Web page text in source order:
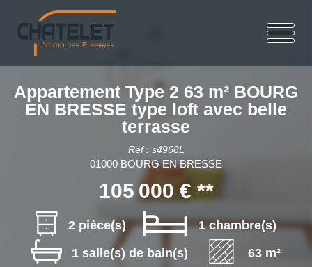
Appartement Type 2 63 m² BOURG
EN BRESSE type loft avec belle
terrasse
Réf : s4968L
01000 BOURG EN BRESSE
105 000 € **
2 pièce(s)
1 chambre(s)
1 salle(s) de bain(s)
63 m²